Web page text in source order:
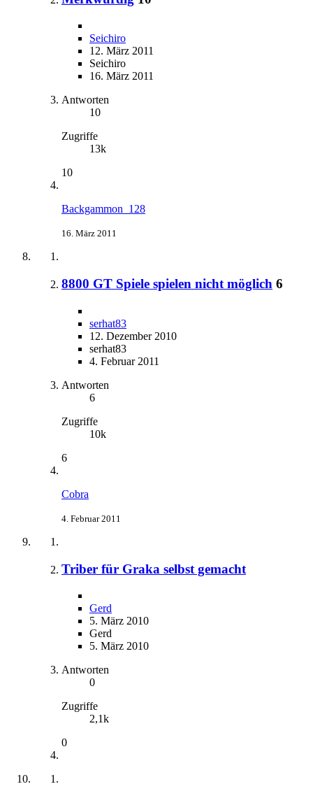
Seichiro
12. März 2011
Seichiro
16. März 2011
Antworten
10
Zugriffe
13k
10
Backgammon_128
16. März 2011
8800 GT Spiele spielen nicht möglich 6
serhat83
12. Dezember 2010
serhat83
4. Februar 2011
Antworten
6
Zugriffe
10k
6
Cobra
4. Februar 2011
Triber für Graka selbst gemacht
Gerd
5. März 2010
Gerd
5. März 2010
Antworten
0
Zugriffe
2,1k
0